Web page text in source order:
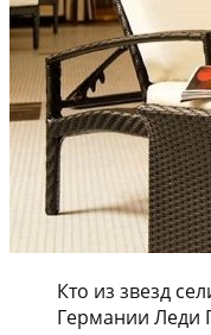
Кто из звезд
Германии Леди